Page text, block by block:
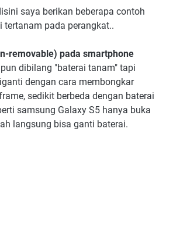
saya berikan beberapa contoh
tertanam pada perangkat..
removable) pada smartphone
dibilang "baterai tanam" tapi
dengan cara membongkar
sedikit berbeda dengan baterai
samsung Galaxy S5 hanya buka
langsung bisa ganti baterai.